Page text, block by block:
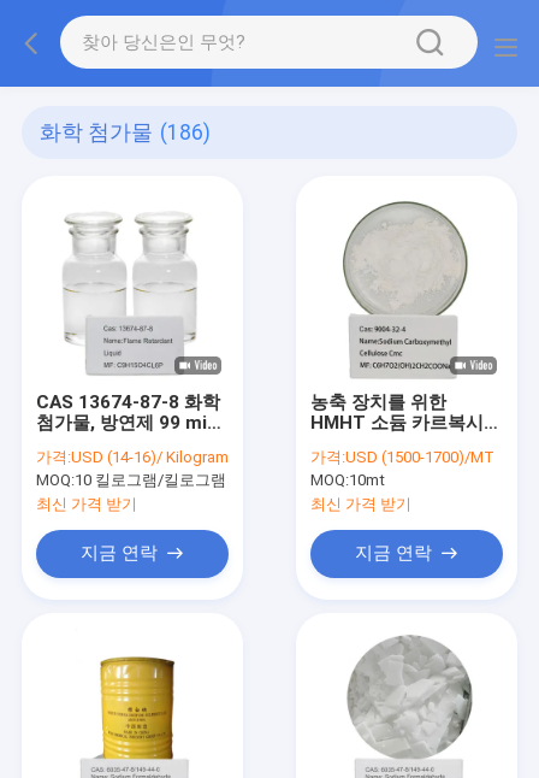
화학 첨가물 (186)
CAS 13674-87-8 화학
첨가물, 방연제 99 min
가격:USD (14-16)/ Kilogram
MOQ:10 킬로그램/킬로그램
최신 가격 받기
지금 연락
농축 장치를 위한
HMHT 소듐 카르복시메
9004-32-4
가격:USD (1500-1700)/MT
MOQ:10mt
최신 가격 받기
지금 연락